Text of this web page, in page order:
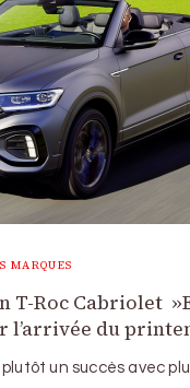
MARQUES
T-Roc Cabriolet
l’arrivée du
un succès avec